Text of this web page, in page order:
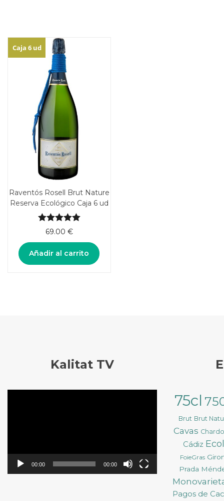
Caja 6 ud
Raventós Rosell Brut Nature
Reserva Ecológico Caja 6 ud
5.00de 5
69.00 €
Añadir al carrito
Kalitat TV
00:00 00:00
75cl
Brut Brut
Cavas
Cádiz
FoieGras
Prada
Pagos de